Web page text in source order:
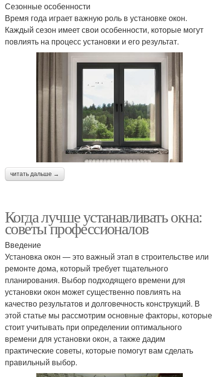
Сезонные особенности
Время года играет важную роль в установке окон.
Каждый сезон имеет свои особенности, которые могут
повлиять на процесс установки и его результат.
читать дальше →
Когда лучше устанавливать окна:
советы профессионалов
Введение
Установка окон — это важный этап в строительстве или
ремонте дома, который требует тщательного
планирования. Выбор подходящего времени для
установки окон может существенно повлиять на
качество результатов и долговечность конструкций. В
этой статье мы рассмотрим основные факторы, которые
стоит учитывать при определении оптимального
времени для установки окон, а также дадим
практические советы, которые помогут вам сделать
правильный выбор.